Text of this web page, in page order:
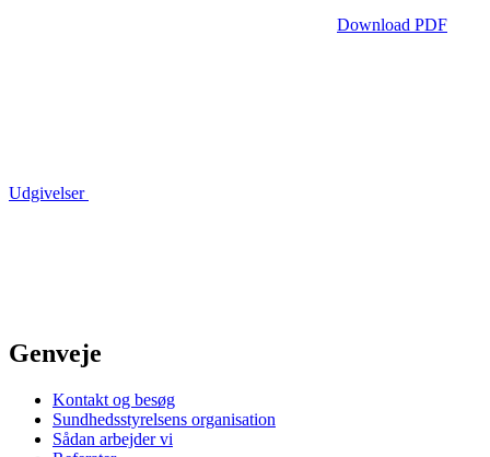
Download PDF
Udgivelser
Genveje
Kontakt og besøg
Sundhedsstyrelsens organisation
Sådan arbejder vi